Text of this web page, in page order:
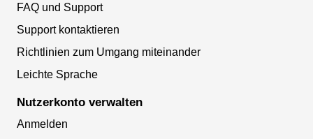
FAQ und Support
Support kontaktieren
Richtlinien zum Umgang miteinander
Leichte Sprache
Nutzerkonto verwalten
Anmelden